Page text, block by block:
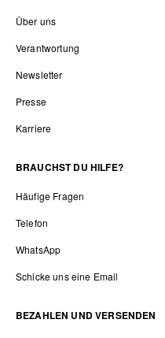
Über uns
Verantwortung
Newsletter
Presse
Karriere
BRAUCHST DU HILFE?
Häufige Fragen
Telefon
WhatsApp
Schicke uns eine Email
BEZAHLEN UND VERSENDEN